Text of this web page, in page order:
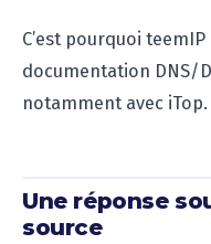
C’est pourquoi
documentation DNS/
notamment avec iTop.
Une réponse
source